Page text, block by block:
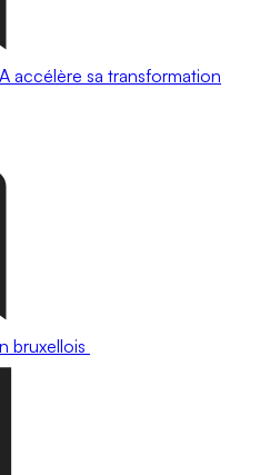
accélère sa transformation
bruxellois